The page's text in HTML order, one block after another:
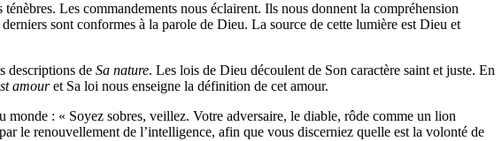
Les commandements nous éclairent. Ils nous donnent la compréhension
sont conformes à la parole de Dieu. La source de cette lumière est Dieu et
descriptions de Sa nature. Les lois de Dieu découlent de Son caractère saint et juste. En
amouret Sa loi nous enseigne la définition de cet amour.
: « Soyez sobres, veillez. Votre adversaire, le diable, rôde comme un lion
le renouvellement de l’intelligence, afin que vous discerniez quelle est la volonté de